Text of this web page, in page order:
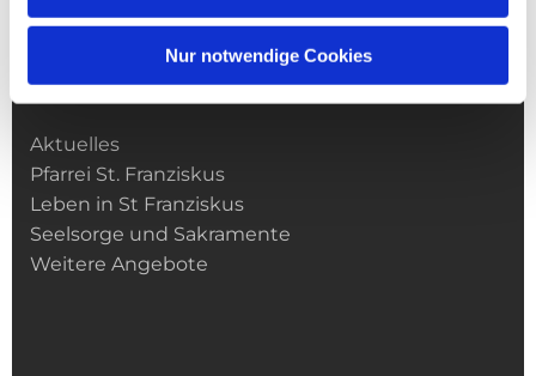
Nur notwendige Cookies
Kirchengemeinde­­ St. Franziskus
Aktuelles
Pfarrei St. Franziskus
Leben in St Franziskus
Seelsorge und Sakramente
Weitere Angebote